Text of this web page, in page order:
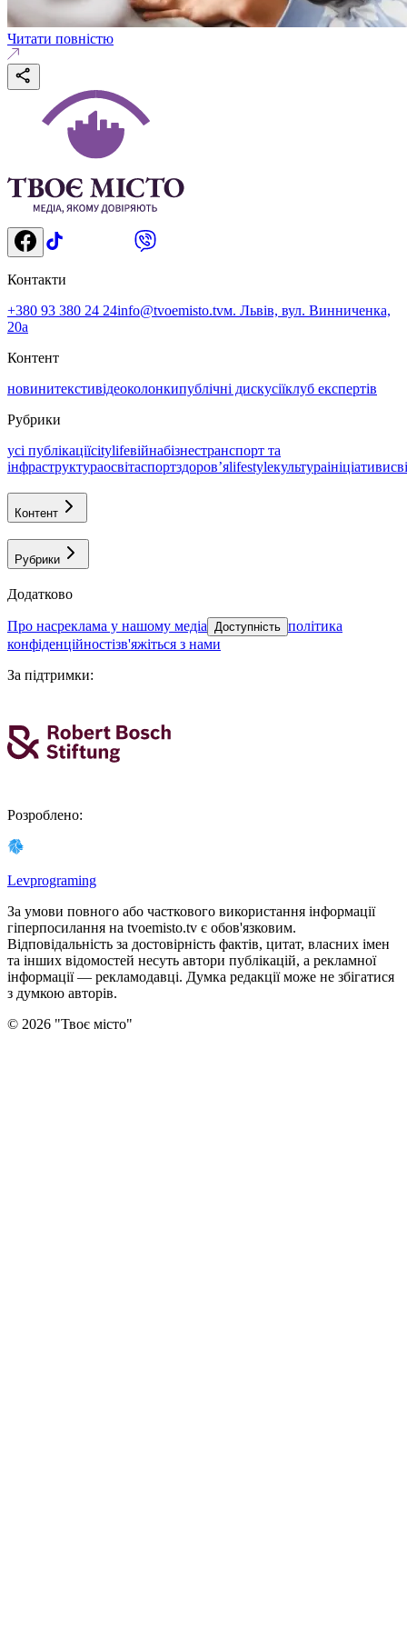
Читати повністю
Контакти
+380 93 380 24 24info@tvoemisto.tvм. Львів, вул. Винниченка,
20а
Контент
новинитекстивідеоколонкипублічні дискусіїклуб експертів
Рубрики
усі публікаціїcitylifeвійнабізнестранспорт та
інфраструктураосвітаспортздоровʼяlifestyleкультураініціативи
Контент
Рубрики
Додатково
про насреклама у нашому медіа Доступність політика
конфіденційностізв'яжіться з нами
За підтримки:
Розроблено:
Levprograming
За умови повного або часткового використання iнформацiї
гіперпосилання на tvoemisto.tv є обов'язковим.
Відповідальність за достовірність фактів, цитат, власних імен
та інших відомостей несуть автори публікацій, а рекламної
інформації — рекламодавці. Думка редакцiї може не збiгатися
з думкою авторiв.
© 2026 "Твоє місто"